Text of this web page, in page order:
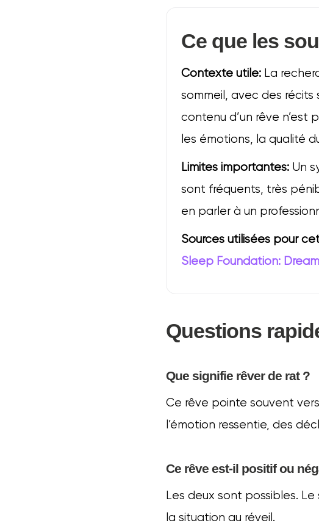
Ce que les
Contexte utile: La
sommeil, avec des
contenu d’un rêve n’est
les émotions, la qualité
Limites importantes: Un
sont fréquents, très
en parler à un
Sources utilisées pour
Sleep Foundation:
Questions
Que signifie rêver de rat ?
Ce rêve pointe souvent
l’émotion ressentie, des
Ce rêve est-il positif ou
Les deux sont possibles.
la situation au réveil.